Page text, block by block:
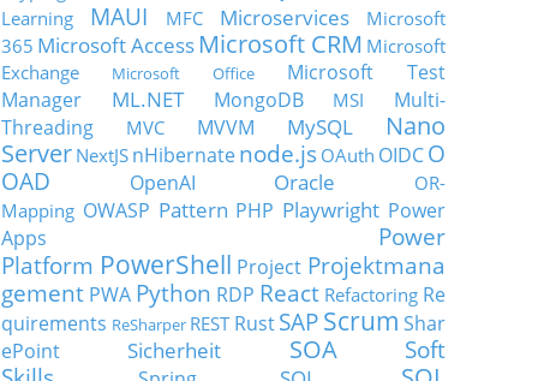
Learning
MAUI MFC Microservices
Microsoft
365 Microsoft Access Microsoft CRM Microsoft
Exchange
Microsoft Office
Microsoft Test
Manager
ML.NET MongoDB MSI
Multi-
Threading
MVC MVVM MySQL
Nano
Server NextJS nHibernatenode.js OAuth OIDCO
OAD
OpenAI Oracle
OR-
Mapping OWASP Pattern PHP Playwright Power
Apps
Power
Platform PowerShell Project Projektmana
gement PWA Python RDP React Refactoring Re
quirements ReSharper REST Rust SAP Scrum Shar
ePoint
Sicherheit SOA
Soft